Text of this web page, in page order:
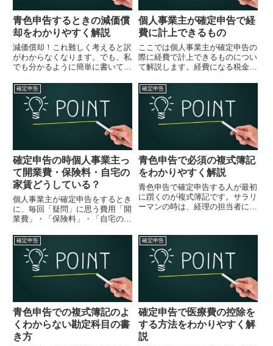
青色申告するときの減価償
却をわかりやすく解説
減価償却！これ難しく考えると訳
がわからなくなります。でも、私
でも分かるように簡単に書いてみ
『減価償却費の計算』を提出しな
いといけません。その中の『ニ』
の項目『本年中の償却期間』とい
う項目があります。この意味、私
個人事業主が確定申告で経
費に計上できるもの
ここでは個人事業主が確定申告の
際に経費で計上できるものについ
て解説します。経費になる税金税
朴な疑問ですね。税金を支払う
と、当然現金が減ります。(+_+)
その税金には、経費になるものと
ならないものがあるので間違え...
確定申告
確定申告の時個人事業主っ
て開業費・保険料・自宅の
家賃どうしている？
個人事業主が確定申告をするとき
に、毎回「疑問」に思う費用「開
業費」・「保険料」・「自宅の家
す。経費計上できるのでしょう
か？開業費になるもの個人で事業
を始めるとなると、その前に開業
の準備の為にいろいろな出費があ
確定申告
青色申告で必須の複式簿記
をわかりやすく解説
青色申告で確定申告する人が最初
に躓くのが複式簿記です。サラリ
ーマンの時は、経理の担当者に全
す。苦手な人が多いのですが、今
は確定申告のソフトが出回ってい
るので、それに入力すればOK
で...
確定申告
青色申告での複式簿記のよ
くわからない勘定科目の書
き方
確定申告
確定申告で医療費の控除を
する方法をわかりやすく解
説